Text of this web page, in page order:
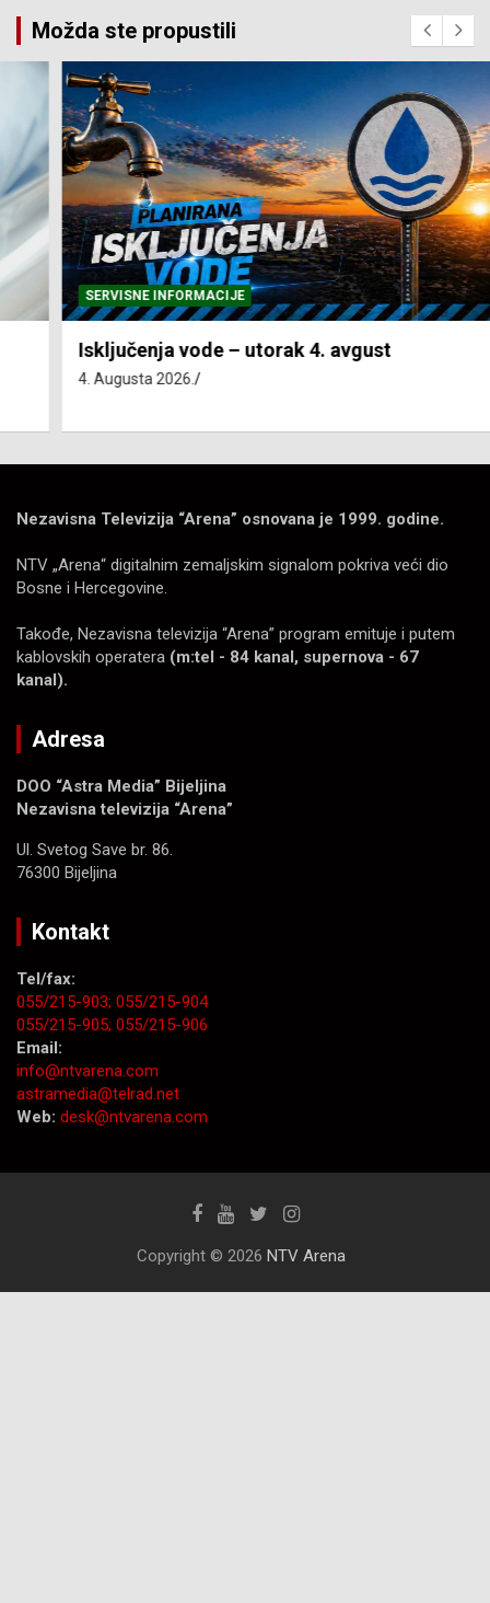
Možda ste propustili
SERVISNE INFORMACIJE
Isključenja vode – utorak 4. avgust
4. Augusta 2026.
Nezavisna Televizija “Arena” osnovana je 1999. godine.
NTV „Arena“ digitalnim zemaljskim signalom pokriva veći dio
Bosne i Hercegovine.
Takođe, Nezavisna televizija “Arena” program emituje i putem
kablovskih operatera (m:tel - 84 kanal, supernova - 67
kanal).
Adresa
DOO “Astra Media” Bijeljina
Nezavisna televizija “Arena”
Ul. Svetog Save br. 86.
76300 Bijeljina
Kontakt
Tel/fax:
055/215-903; 055/215-904
055/215-905; 055/215-906
Email:
info@ntvarena.com
astramedia@telrad.net
Web: desk@ntvarena.com
Copyright © 2026 NTV Arena